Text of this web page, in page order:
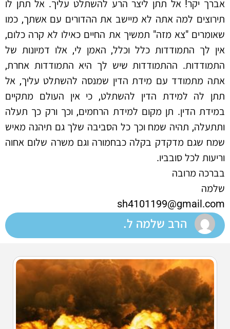
אברך יקר! אל תתן ליצר הרע להשתלט עליך. אל תתן לו
תירוצים למה אתה לא מיישב את ההדורים עם אשתך, כמו
שאומרים "צא מזה" תמשיך את החיים כאילו לא קרה כלום,
אין לך התמודדות כלל וכלל, האמן לי, אלו דמיונות של
התמודדות. ההתמודדות שיש לך היא התמודדות אחרת,
אתה מתמודד עם מידת הדין שמנסה להשתלט עליך, אל
תתן לה למידת הדין להשתלט, כי אין העולם מתקיים
במידת הדין. תן מקום למידת הרחמים, וכך ורק כך תעלה
ותתעלה, תהיה שמח וכך כל הסביבה שלך גם תיהנה מאיש
שמח שגם מדקדק בקלה כבחמורה וגם משרה שלום אחוה
וריעות לכל סובביו.
בברכה מרובה
שלמה
sh4101199@gmail.com
הרב שלמה ל.